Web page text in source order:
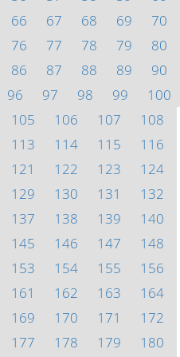
66 67 68 69
70
76 77 78 79
80
86 87 88 89
90
96 97 98 99
100
105 106 107
108
113 114 115
116
121 122 123
124
129 130 131
132
137 138 139
140
145 146 147
148
153 154 155
156
161 162 163
164
169 170 171
172
177 178 179
180